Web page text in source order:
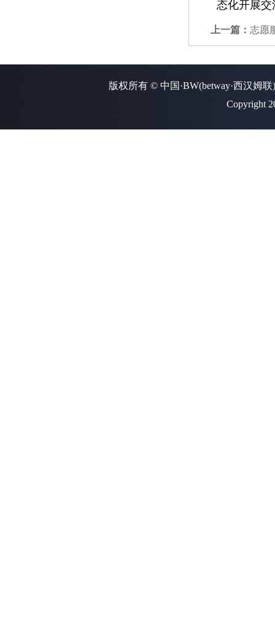
态化开展
上一篇：志愿
版权所有 © 中国·BW(betway·西汉姆
Copyright